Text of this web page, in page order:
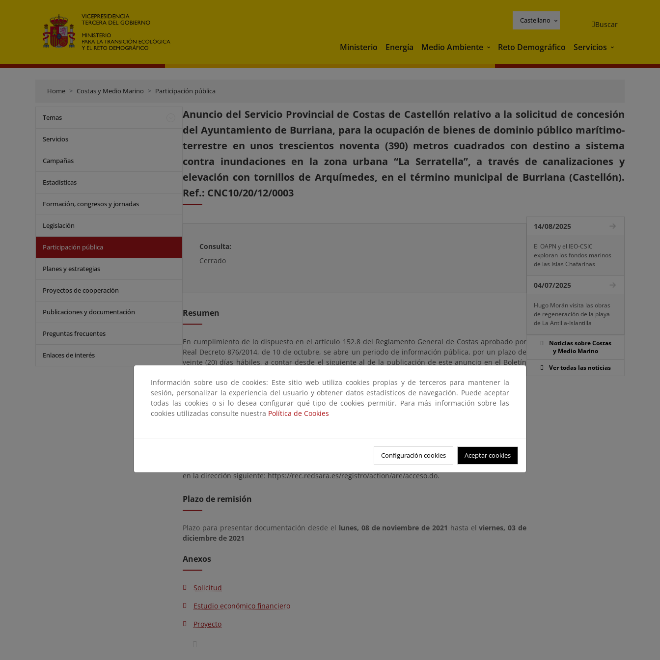
Castellano Buscar
Ministerio Energía Medio Ambiente Medio Ambiente
Reto Demográfico Servicios Servicios
Home Costas y Medio Marino Participación pública
Temas
Servicios
Campañas
Estadísticas
Formación, congresos y jornadas
Legislación
Participación pública
Planes y estrategias
Proyectos de cooperación
Publicaciones y documentación
Preguntas frecuentes
Enlaces de interés
Anuncio del Servicio Provincial de Costas de Castellón relativo a la solicitud de concesión
del Ayuntamiento de Burriana, para la ocupación de bienes de dominio público marítimo-
terrestre en unos trescientos noventa (390) metros cuadrados con destino a sistema
contra inundaciones en la zona urbana “La Serratella”, a través de canalizaciones y
elevación con tornillos de Arquímedes, en el término municipal de Burriana (Castellón).
Ref.: CNC10/20/12/0003
Consulta:
Cerrado
Resumen
En cumplimiento de lo dispuesto en el artículo 152.8 del Reglamento General de Costas aprobado por
Real Decreto 876/2014, de 10 de octubre, se abre un periodo de información pública, por un plazo de
veinte (20) días hábiles, a contar desde el siguiente al de la publicación de este anuncio en el Boletín
su caso, presentar las alegaciones y observaciones que se estimen.
La documentación a consultar está a disposición en esta página.
Servicio Provincial de Costas de Castellón, sito en la c/ Escultor Viciano, nº 2, 12002, Castellón de la
Plana (código de identificación: EA0043356), citando la/s referencia/s que aparecen en este anuncio. En
particular, si dispone de certificado o DNI electrónicos en vigor, puede hacer uso del Registro General
en la dirección siguiente: https://rec.redsara.es/registro/action/are/acceso.do.
Plazo de remisión
Plazo para presentar documentación desde el lunes, 08 de noviembre de 2021 hasta elviernes, 03 de
diciembre de 2021
Anexos
Solicitud
Estudio económico financiero
Proyecto
14/08/2025
El OAPN y el IEO-CSIC
exploran los fondos marinos
de las Islas Chafarinas
04/07/2025
Hugo Morán visita las obras
de regeneración de la playa
de La Antilla-Islantilla
Noticias sobre Costas
y Medio Marino
Ver todas las noticias
Información sobre uso de cookies: Este sitio web utiliza cookies propias y de terceros para mantener la
sesión, personalizar la experiencia del usuario y obtener datos estadísticos de navegación. Puede aceptar
todas las cookies o si lo desea configurar qué tipo de cookies permitir. Para más información sobre las
cookies utilizadas consulte nuestra Política de Cookies
Configuración cookies Aceptar cookies